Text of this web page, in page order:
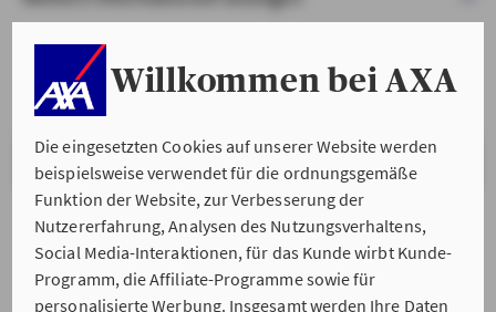
Willkommen bei AXA
Die eingesetzten Cookies auf unserer Website werden
beispielsweise verwendet für die ordnungsgemäße
Funktion der Website, zur Verbesserung der
Nutzererfahrung, Analysen des Nutzungsverhaltens,
Social Media-Interaktionen, für das Kunde wirbt Kunde-
Programm, die Affiliate-Programme sowie für
personalisierte Werbung. Insgesamt werden Ihre Daten
VERSTANDEN & WEITER